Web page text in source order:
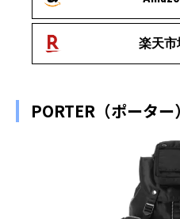
楽天市
PORTER（ポーター